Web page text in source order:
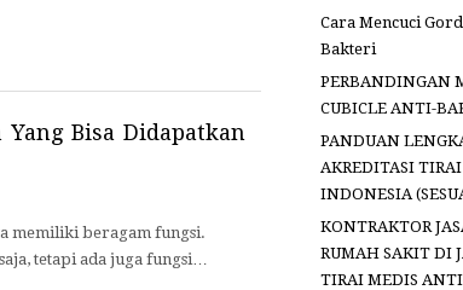
Bisa Didapatkan
memiliki beragam fungsi.
tetapi ada juga fungsi…
Cara Mencuci
Bakteri
PERBANDINGAN
CUBICLE ANTI-
PANDUAN
AKREDITASI
INDONESIA
KONTRAKTOR
RUMAH SAKIT DI
TIRAI MEDIS